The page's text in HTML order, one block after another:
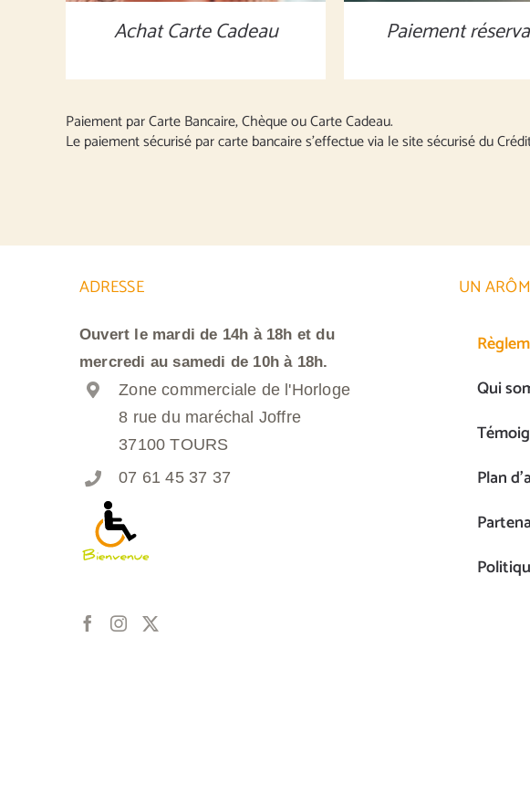
Achat Carte Cadeau Paiement
Paiement par Carte Bancaire, Chèque ou Carte Cadeau.
Le paiement sécurisé par carte bancaire s’effectue via le site sécurisé du
ADRESSE
Ouvert le mardi de 14h à 18h et du
mercredi au samedi de 10h à 18h.
Zone commerciale de l'Horloge
8 rue du maréchal Joffre
37100 TOURS
07 61 45 37 37
UN
Qui
Plan